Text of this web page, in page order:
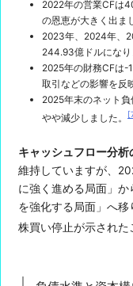
2022年の営業CFは
の恩恵が大きく出ま
2023年、2024年、
244.93億ドルになり
2025年の財務CFは-
取引などの影響を反
2025年末のネット
やや減少しました。
キャッシュフロー分析
維持していますが、
に強く進める局面」
を強化する局面」へ
株買い停止が示された